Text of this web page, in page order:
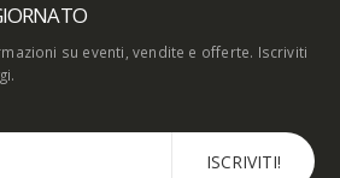
su eventi, vendite e offerte. Iscriviti